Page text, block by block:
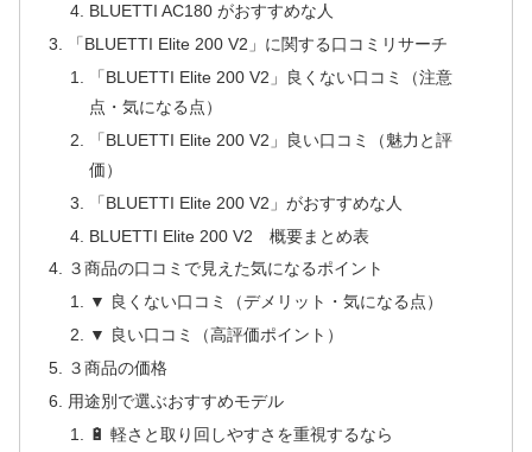
BLUETTI AC180 がおすすめな人
「BLUETTI Elite 200 V2」に関する口コミリサーチ
「BLUETTI Elite 200 V2」良くない口コミ（注意
点・気になる点）
「BLUETTI Elite 200 V2」良い口コミ（魅力と評
価）
「BLUETTI Elite 200 V2」がおすすめな人
BLUETTI Elite 200 V2 概要まとめ表
３商品の口コミで見えた気になるポイント
▼ 良くない口コミ（デメリット・気になる点）
▼ 良い口コミ（高評価ポイント）
３商品の価格
用途別で選ぶおすすめモデル
🔋 軽さと取り回しやすさを重視するなら